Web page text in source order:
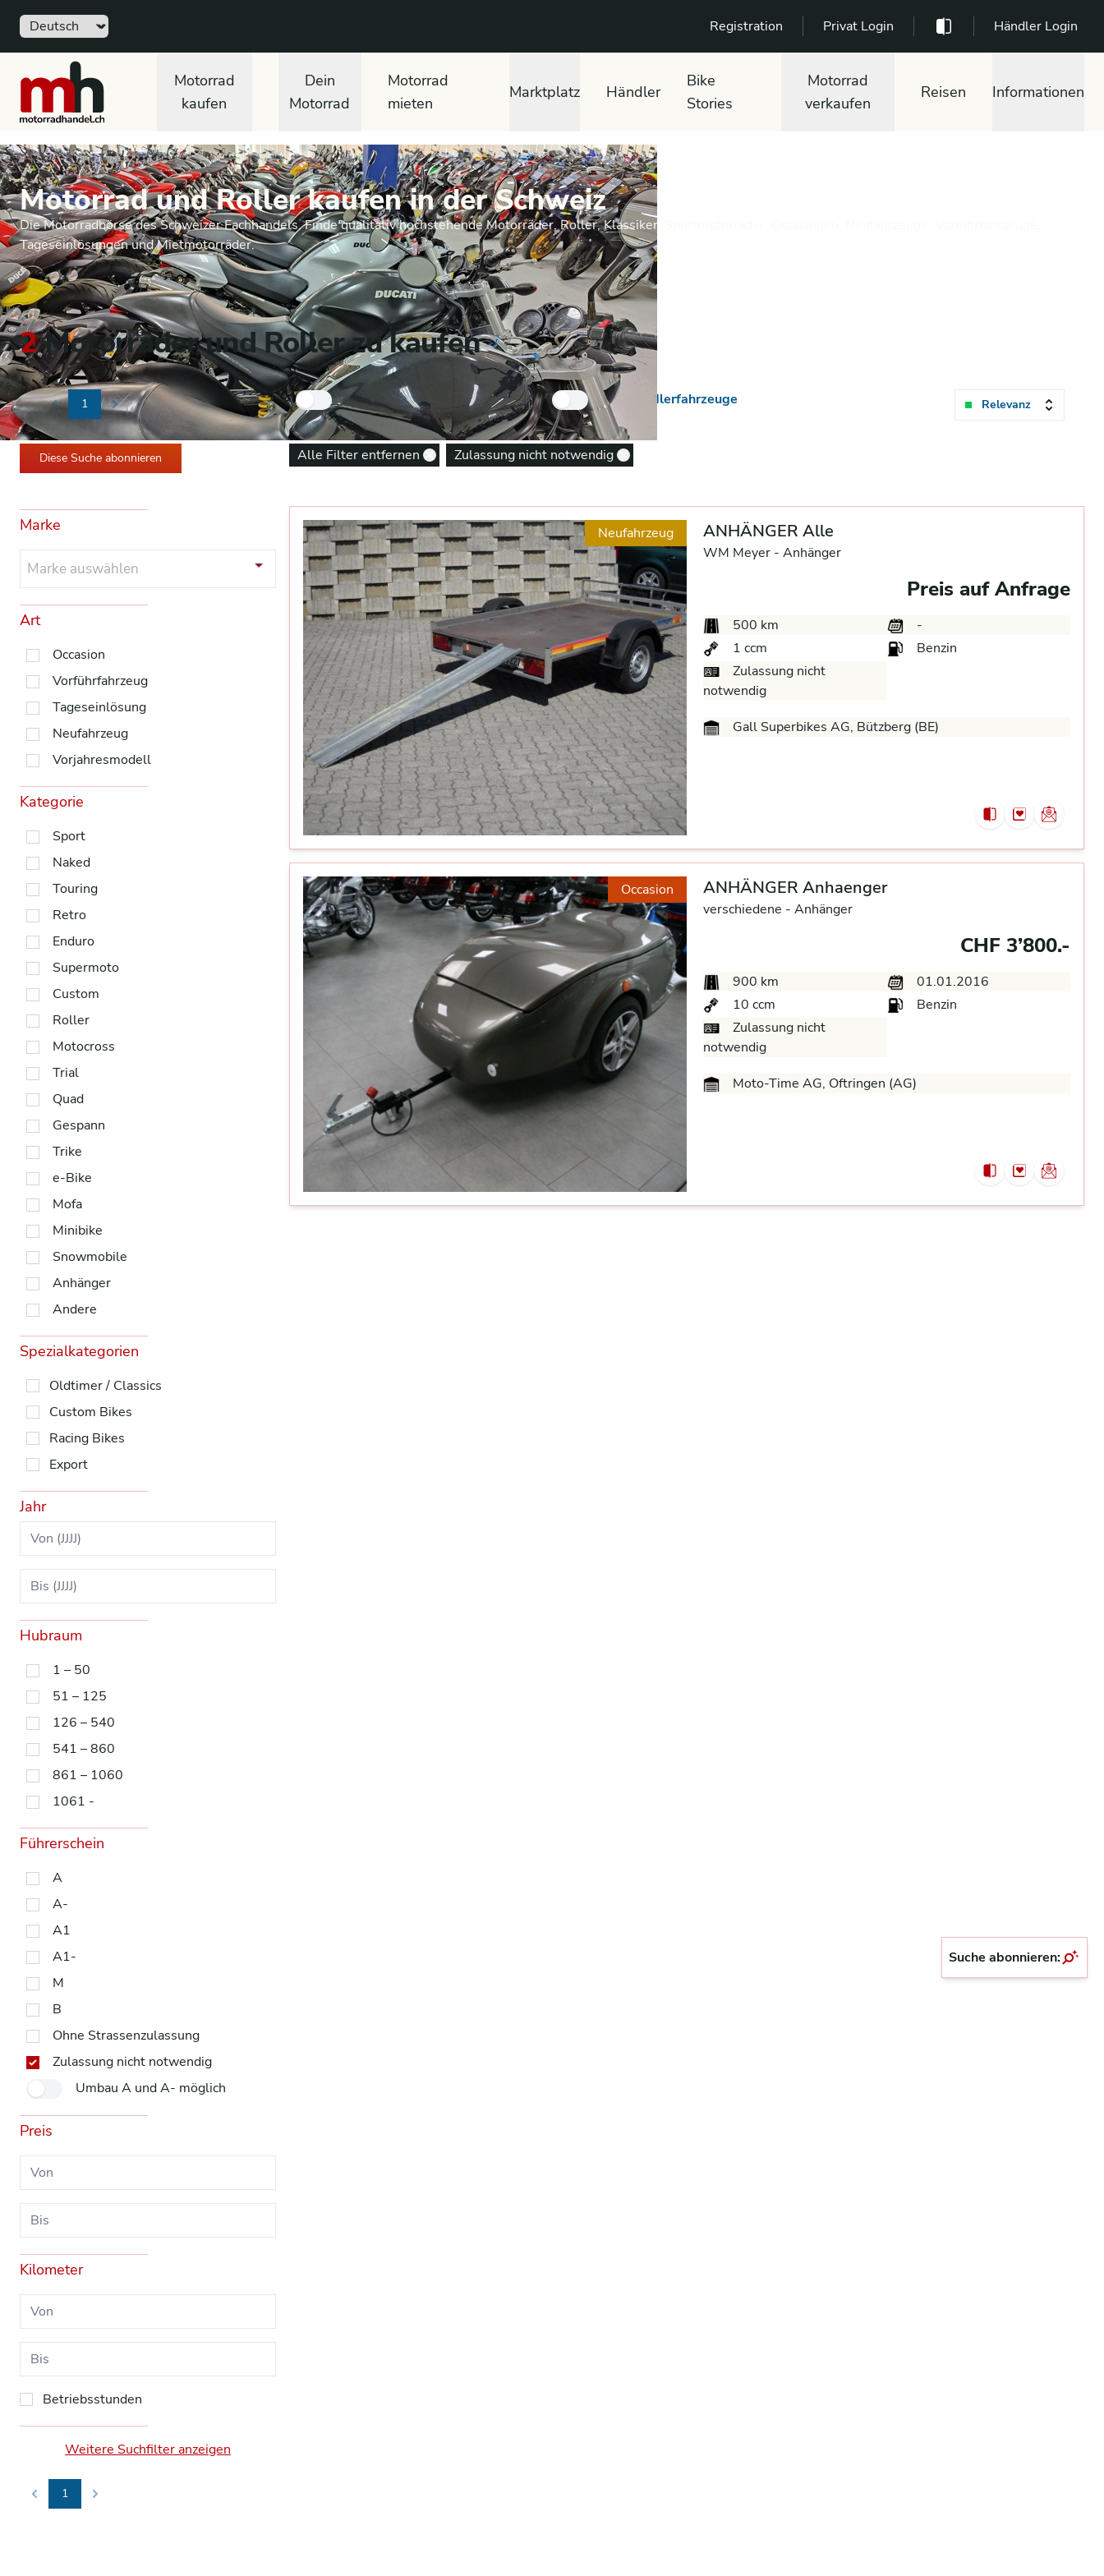
Sprache Registration Privat Login Händler Login
motorradhandel.ch
Motorrad
kaufen
Dein
Motorrad
Motorrad
mieten
Marktplatz Händler
Bike
Stories
Motorrad
verkaufen
Reisen Informationen
Motorrad und Roller kaufen in der Schweiz
Die Motorradbörse des Schweizer Fachhandels. Finde qualitativ hochstehende Motorräder, Roller, Klassiker, Sportmotorräder, Occasionen, Neufahrzeuge, Vorführfahrzeuge,
Tageseinlösungen und Mietmotorräder.
2Motorräder und Roller zu kaufen
Previous
1 Next
Nur Neuzugänge Nur Händlerfahrzeuge Relevanz
Diese Suche abonnieren Alle Filter entfernen Remove option
Zulassung nicht notwendig Remove option
Marke
Marke auswählen
Art
Occasion
Vorführfahrzeug
Tageseinlösung
Neufahrzeug
Vorjahresmodell
Kategorie
Sport
Naked
Touring
Retro
Enduro
Supermoto
Custom
Roller
Motocross
Trial
Quad
Gespann
Trike
e-Bike
Mofa
Minibike
Snowmobile
Anhänger
Andere
Spezialkategorien
Oldtimer / Classics
Custom Bikes
Racing Bikes
Export
Jahr
Hubraum
1 – 50
51 – 125
126 – 540
541 – 860
861 – 1060
1061 -
Führerschein
A
A-
A1
A1-
M
B
Ohne Strassenzulassung
Zulassung nicht notwendig
Umbau A und A- möglich
Preis
Kilometer
Betriebsstunden
Weitere Suchfilter anzeigen
Neufahrzeug ANHÄNGER Alle
WM Meyer - Anhänger
Preis auf Anfrage
500 km
-
1 ccm
Benzin
Zulassung nicht
notwendig
Gall Superbikes AG, Bützberg (BE)
Occasion ANHÄNGER Anhaenger
verschiedene - Anhänger
CHF 3’800.-
900 km
01.01.2016
10 ccm
Benzin
Zulassung nicht
notwendig
Moto-Time AG, Oftringen (AG)
Previous
1 Next
Suche abonnieren: